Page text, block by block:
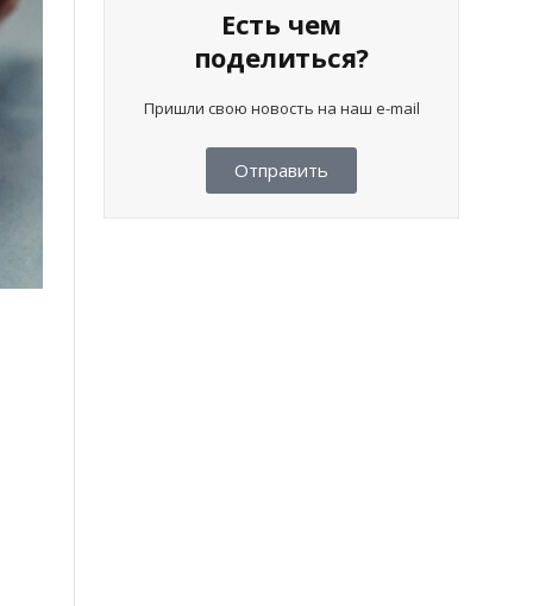
Есть чем
поделиться?
Пришли свою новость на наш e-mail
Отправить